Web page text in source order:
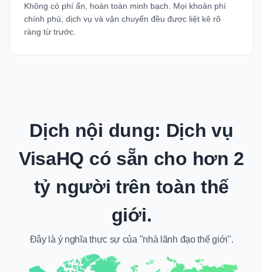
Không có phí ẩn, hoàn toàn minh bạch. Mọi khoản phí
chính phủ, dịch vụ và vận chuyển đều được liệt kê rõ
ràng từ trước.
Dịch nội dung: Dịch vụ
VisaHQ có sẵn cho hơn 2
tỷ người trên toàn thế
giới.
Đây là ý nghĩa thực sự của "nhà lãnh đạo thế giới".